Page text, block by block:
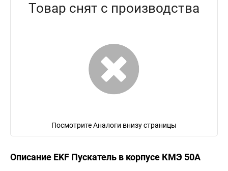
Товар снят с производства
Посмотрите Аналоги внизу страницы
Описание EKF Пускатель в корпусе КМЭ 50А